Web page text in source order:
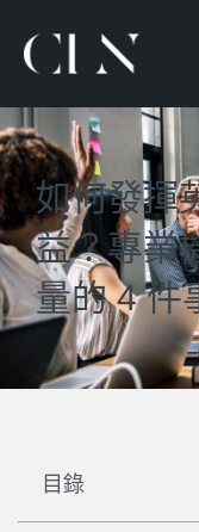
如何發揮
益？專業
量的 4 件
目錄